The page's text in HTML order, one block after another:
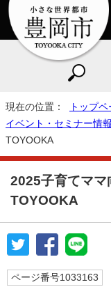
現在の位置： トップペ
イベント・セミナー情報
TOYOOKA
2025子育てママ
TOYOOKA
ページ番号1033163